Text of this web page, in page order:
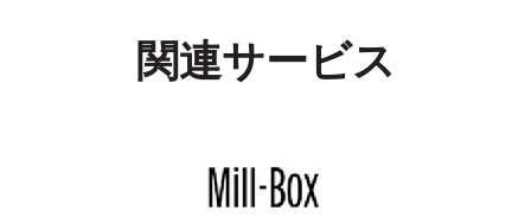
関連サービス